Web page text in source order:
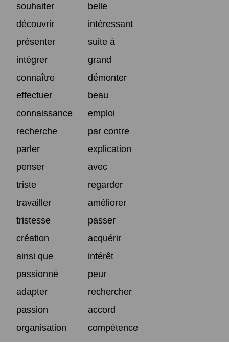
souhaiter
belle
découvrir
intéressant
présenter
suite à
intégrer
grand
connaître
démonter
effectuer
beau
connaissance
emploi
recherche
par contre
parler
explication
penser
avec
triste
regarder
travailler
améliorer
tristesse
passer
création
acquérir
ainsi que
intérêt
passionné
peur
adapter
rechercher
passion
accord
organisation
compétence